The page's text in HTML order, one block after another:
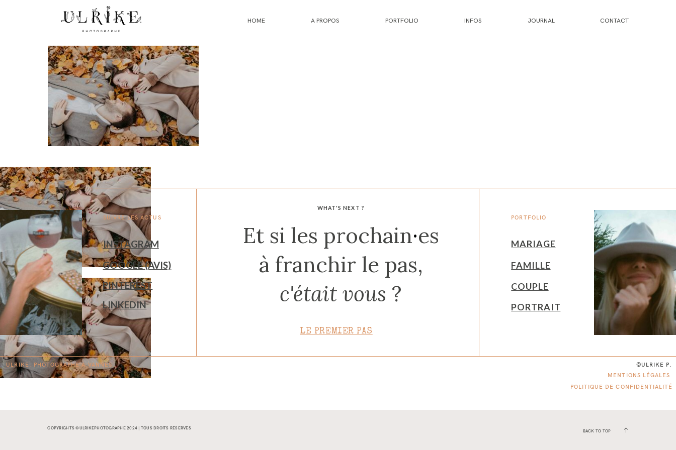
HOME A PROPOS PORTFOLIO INFOS JOURNAL CONTACT
WHAT'S NEXT ?
PORTFOLIO
SUIVRE LES ACTUS
Et si les prochain·es
à franchir le pas,
c'était vous ?
MARIAGE
INSTAGRAM
GOOGLE (AVIS)
FAMILLE
PINTEREST COUPLE
LINKEDIN PORTRAIT
LE PREMIER PAS
©ULRIKE P.
ULRIKE. PHOTOGRAPHE ÀVANNES.
MENTIONS LÉGALES
POLITIQUE DE CONFIDENTIALITÉ
COPYRIGHTS ©ULRIKEPHOTOGRAPHE 2024 | TOUS DROITS RÉSERVÉS
BACK TO TOP